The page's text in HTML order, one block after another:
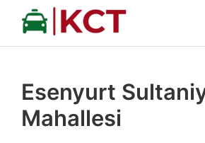
İçeriğe
Esenyurt
Mahallesi